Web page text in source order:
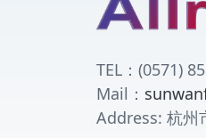
TEL：(0571)
Mail：
Address: 杭州